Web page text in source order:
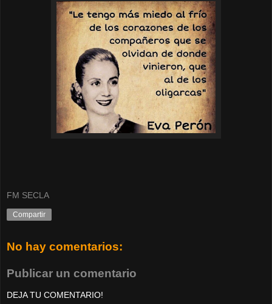
FM SECLA
Compartir
No hay comentarios:
Publicar un comentario
DEJA TU COMENTARIO!